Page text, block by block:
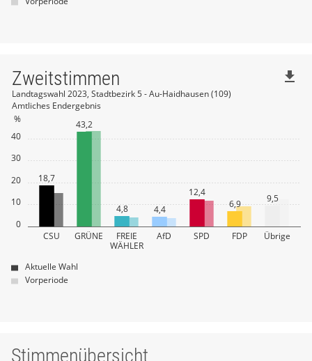
0
10
20
30
40
%
CSU GRÜNE FREIE
WÄHLER
AfD SPD FDP Übrige
18,7
43,2
4,8 4,4
12,4
6,9
9,5
Zweitstimmen
Landtagswahl 2023, Stadtbezirk 5 - Au-Haidhausen (109)
Amtliches Endergebnis
Aktuelle Wahl
Vorperiode
file_download
Stimmenübersicht